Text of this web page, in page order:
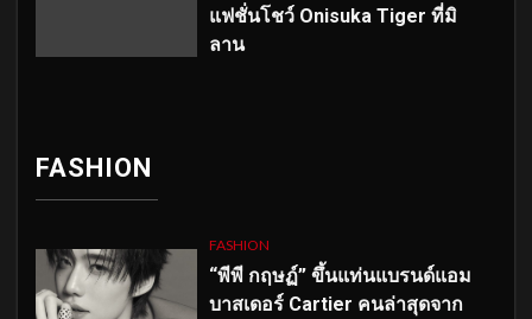
แฟชั่นโชว์ Onisuka Tiger ที่มิ
ลาน
FASHION
FASHION
“พีพี กฤษฏ์” ขึ้นแท่นแบรนด์แอม
บาสเดอร์ Cartier คนล่าสุดจาก